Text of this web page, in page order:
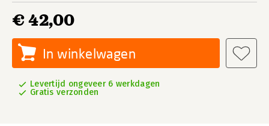
€ 42,00
In winkelwagen
Levertijd ongeveer 6 werkdagen
Gratis verzonden